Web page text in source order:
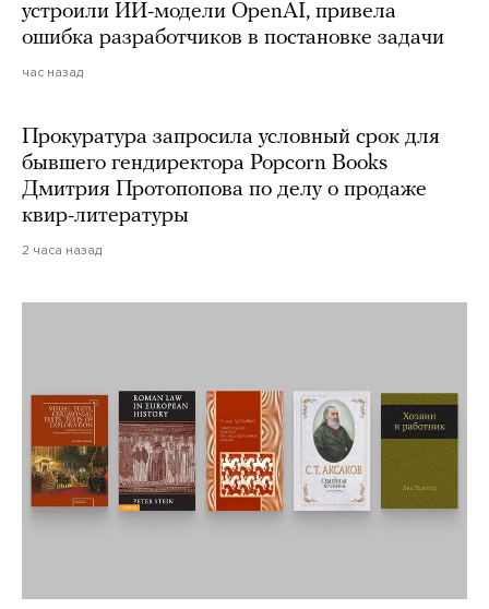
устроили ИИ-модели OpenAI, привела
ошибка разработчиков в постановке задачи
час назад
Прокуратура запросила условный срок для
бывшего гендиректора Popcorn Books
Дмитрия Протопопова по делу о продаже
квир-литературы
2 часа назад